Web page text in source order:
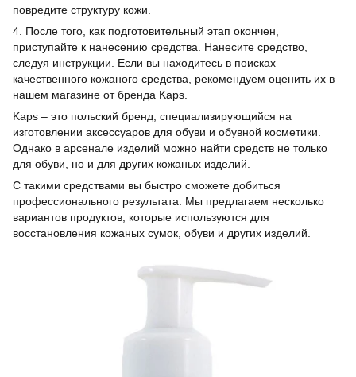
повредите структуру кожи.
4. После того, как подготовительный этап окончен,
приступайте к нанесению средства. Нанесите средство,
следуя инструкции. Если вы находитесь в поисках
качественного кожаного средства, рекомендуем оценить их в
нашем магазине от бренда Kaps.
Kaps – это польский бренд, специализирующийся на
изготовлении аксессуаров для обуви и обувной косметики.
Однако в арсенале изделий можно найти средств не только
для обуви, но и для других кожаных изделий.
С такими средствами вы быстро сможете добиться
профессионального результата. Мы предлагаем несколько
вариантов продуктов, которые используются для
восстановления кожаных сумок, обуви и других изделий.